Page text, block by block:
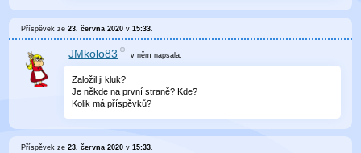
Příspěvek ze23. června 2020 v15:33
JMkolo83 v němnapsala:
Založil ji kluk?
Je někde na první straně? Kde?
Kolik má příspěvků?
Příspěvek ze23. června 2020 v15:33.